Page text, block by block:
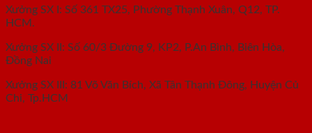
Xưởng SX I: Số 361 TX25, Phường Thạnh Xuân, Q12, TP.
HCM.
Xưởng SX II: Số 60/3 Đường 9, KP2, P.An Bình, Biên Hòa,
Đồng Nai
Xưởng SX III: 81 Võ Văn Bích, Xã Tân Thạnh Đông, Huyện Củ
Chi, Tp.HCM